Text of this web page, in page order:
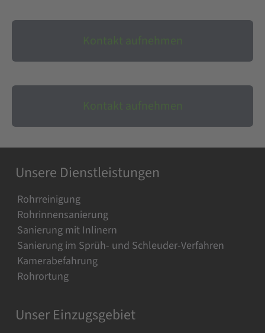
Kontakt aufnehmen
Kontakt aufnehmen
Unsere Dienstleistungen
Rohrreinigung
Rohrinnensanierung
Sanierung mit Inlinern
Sanierung im Sprüh- und Schleuder-Verfahren
Kamerabefahrung
Rohrortung
Unser Einzugsgebiet